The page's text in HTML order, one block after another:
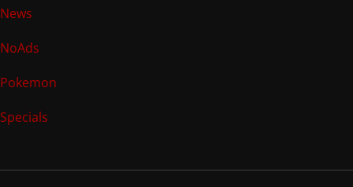
News
NoAds
Pokemon
Specials